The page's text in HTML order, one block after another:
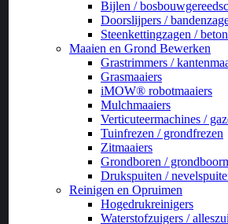
Bijlen /
Doorslijpers /
Steenkettingzagen /
Maaien en Grond Bewerken
Grastrimmers /
Grasmaaiers
iMOW® robotmaaiers
Mulchmaaiers
Verticuteermachines /
Tuinfrezen / grondfrezen
Zitmaaiers
Grondboren /
Drukspuiten /
Reinigen en Opruimen
Hogedrukreinigers
Waterstofzuigers /